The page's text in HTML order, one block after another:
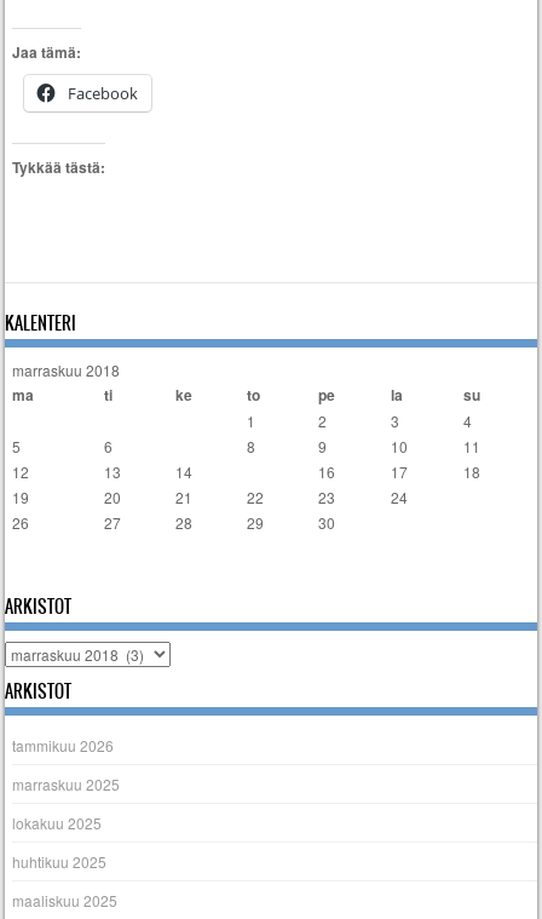
Jaa tämä:
Facebook
Tykkää tästä:
KALENTERI
marraskuu 2018
ma ti ke to pe la su
1 2 3
4
5
6 8 9 10
11
12
13 14 16 17
18
19
20 21 22 23 24
26
27 28 29 30
ARKISTOT
Arkistot
ARKISTOT
tammikuu 2026
marraskuu 2025
lokakuu 2025
huhtikuu 2025
maaliskuu 2025